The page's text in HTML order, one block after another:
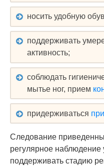
носить удобную
поддерживать
активность;
соблюдать
мытье ног, прием
придерживаться
Следование
регулярное наблюдение
поддерживать стадию